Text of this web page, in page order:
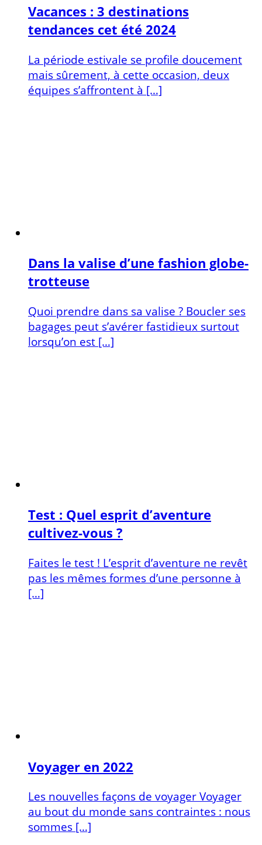
Vacances : 3 destinations
tendances cet été 2024
La période estivale se profile doucement
mais sûrement, à cette occasion, deux
équipes s’affrontent à […]
Dans la valise d’une fashion globe-
trotteuse
Quoi prendre dans sa valise ? Boucler ses
bagages peut s’avérer fastidieux surtout
lorsqu’on est […]
Test : Quel esprit d’aventure
cultivez-vous ?
Faites le test ! L’esprit d’aventure ne revêt
pas les mêmes formes d’une personne à
[…]
Voyager en 2022
Les nouvelles façons de voyager Voyager
au bout du monde sans contraintes : nous
sommes […]